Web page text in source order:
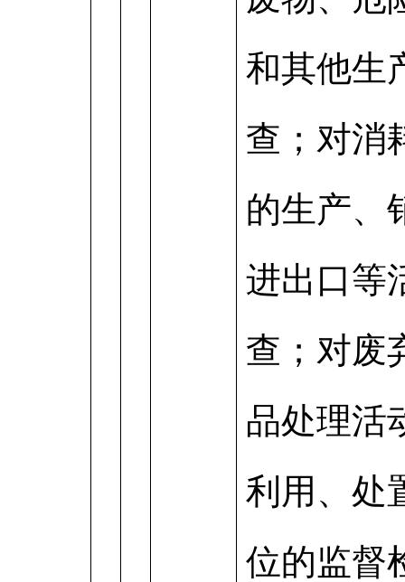
和其他生
查；对消
的生产、
进出口等
查；对废
品处理活
利用、处
位的监督